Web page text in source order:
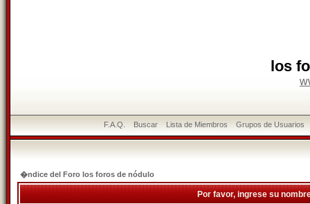
los
F.A.Q. Buscar Lista de Miembros Grupos de Usuarios
�ndice del Foro los foros de nódulo
Por favor, ingrese su